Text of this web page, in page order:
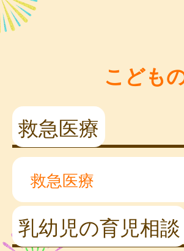
こども
救急医療
救急医療
乳幼児の育児相談